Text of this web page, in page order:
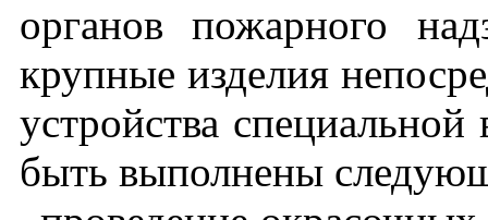
органов пожарного
крупные изделия
устройства
быть выполнены